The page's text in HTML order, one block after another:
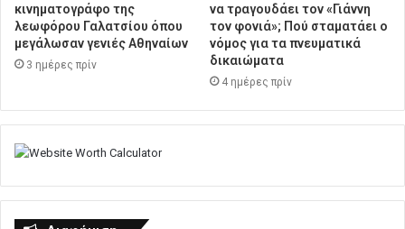
κινηματογράφο της
λεωφόρου Γαλατσίου όπου
μεγάλωσαν γενιές Αθηναίων
3 ημέρες πρίν
να τραγουδάει τον «Γιάννη
τον φονιά»; Πού σταματάει ο
νόμος για τα πνευματικά
δικαιώματα
4 ημέρες πρίν